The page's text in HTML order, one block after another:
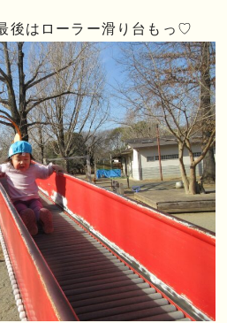
後はローラー滑り台もっ♡